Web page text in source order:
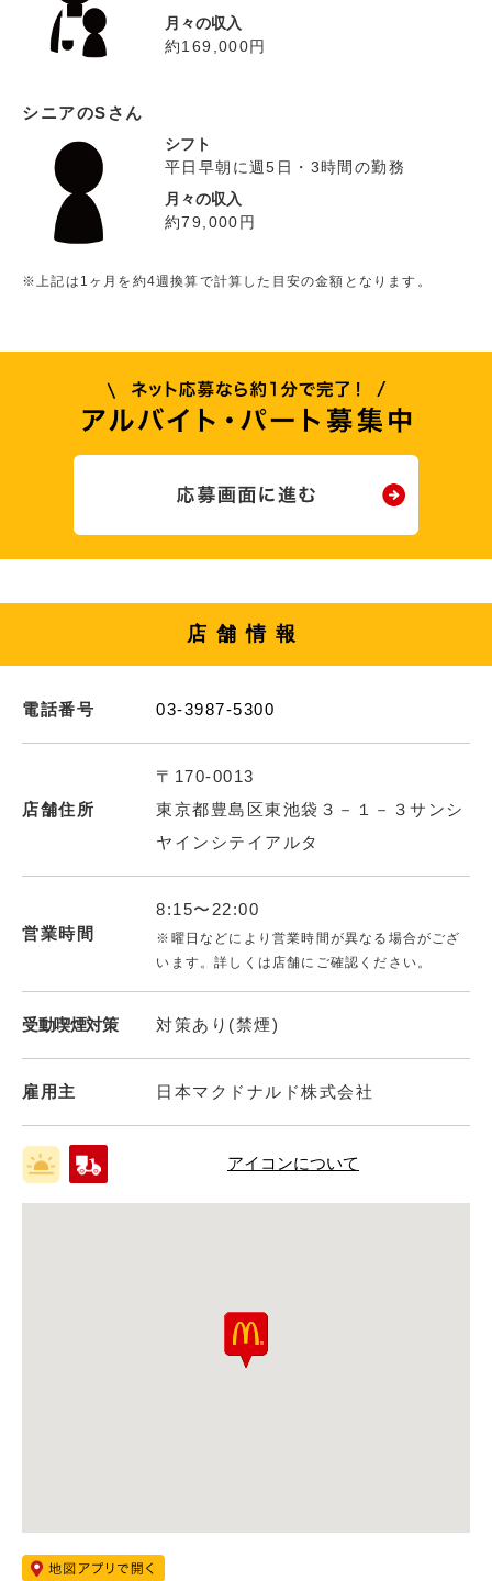
月々の収入
約169,000円
シニアのSさん
シフト
平日早朝に週5日・3時間の勤務
月々の収入
約79,000円
※上記は1ヶ月を約4週換算で計算した目安の金額となります。
店舗情報
電話番号 03-3987-5300
店舗住所
〒170-0013
東京都豊島区東池袋３－１－３サンシ
ヤインシテイアルタ
営業時間
8:15〜22:00
※曜日などにより営業時間が異なる場合がござ
います。詳しくは店舗にご確認ください。
受動喫煙対策 対策あり(禁煙)
雇用主 日本マクドナルド株式会社
アイコンについて